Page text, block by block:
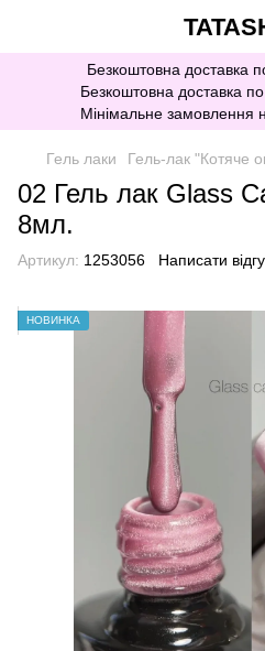
Безкоштовна доставка
Безкоштовна доставка по
Мінімальне замовлення
Гель лаки Гель-лак "Котяче
02 Гель лак Glass
8мл.
Артикул: 1253056 Написати
НОВИНКА